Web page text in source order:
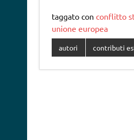
taggato con conflitto
unione europea
autori contributi